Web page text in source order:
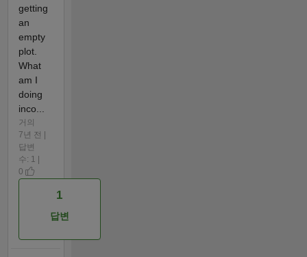
getting
an
empty
plot.
What
am I
doing
inco...
거의
7년 전 |
답변
수: 1 |
0
1
답변